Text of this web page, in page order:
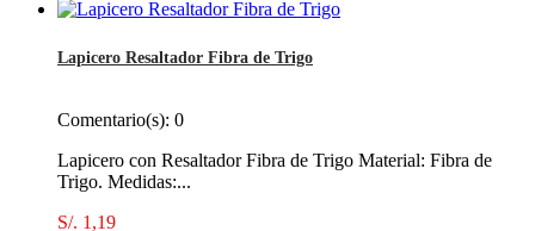
Lapicero Resaltador Fibra de Trigo
Comentario(s): 0
Lapicero con Resaltador Fibra de Trigo Material: Fibra de
Trigo. Medidas:...
S/. 1,19